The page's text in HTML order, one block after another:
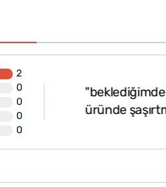
2
0
0
0
0
üründe